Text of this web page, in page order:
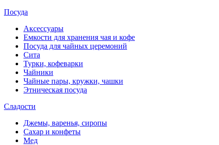
Посуда
Аксессуары
Емкости для хранения чая и кофе
Посуда для чайных церемоний
Сита
Турки, кофеварки
Чайники
Чайные пары, кружки, чашки
Этническая посуда
Сладости
Джемы, варенья, сиропы
Сахар и конфеты
Мед